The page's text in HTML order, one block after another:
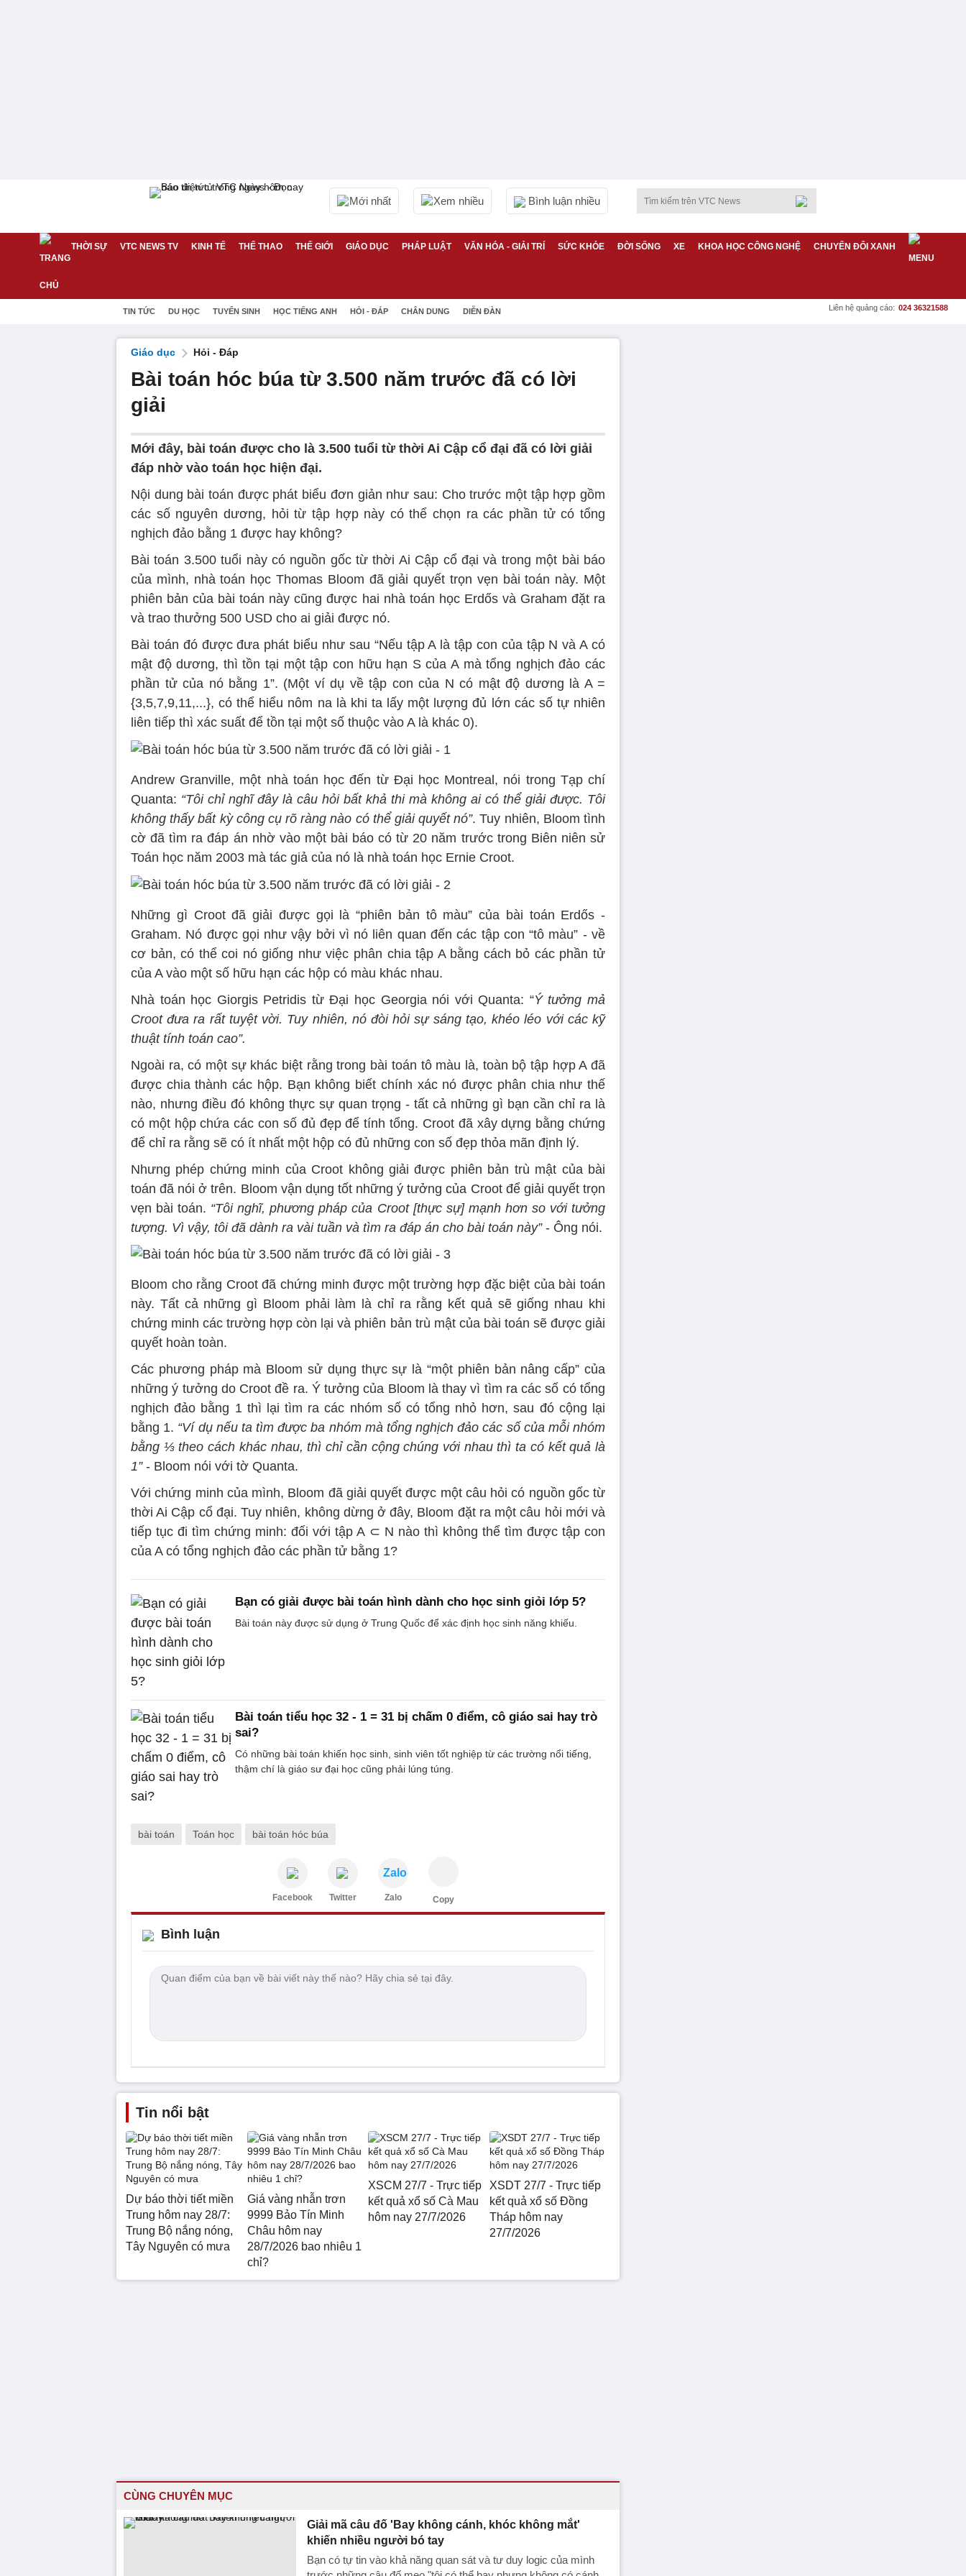
Mới nhất Xem nhiều Bình luận nhiều
THỜI SỰ VTC NEWS TV KINH TẾ THỂ THAO THẾ GIỚI GIÁO DỤC PHÁP LUẬT VĂN HÓA - GIẢI TRÍ SỨC KHỎE ĐỜI SỐNG XE KHOA HỌC CÔNG NGHỆ CHUYỂN ĐỔI XANH
TIN TỨC DU HỌC TUYỂN SINH HỌC TIẾNG ANH HỎI - ĐÁP CHÂN DUNG DIỄN ĐÀN Liên hệ quảng cáo: 024 36321588
Giáo dục Hỏi - Đáp
Bài toán hóc búa từ 3.500 năm trước đã có lời
giải
Mới đây, bài toán được cho là 3.500 tuổi từ thời Ai Cập cổ đại đã có lời giải
đáp nhờ vào toán học hiện đại.
Nội dung bài toán được phát biểu đơn giản như sau: Cho trước một tập hợp gồm
các số nguyên dương, hỏi từ tập hợp này có thể chọn ra các phần tử có tổng
nghịch đảo bằng 1 được hay không?
Bài toán 3.500 tuổi này có nguồn gốc từ thời Ai Cập cổ đại và trong một bài báo
của mình, nhà toán học Thomas Bloom đã giải quyết trọn vẹn bài toán này. Một
phiên bản của bài toán này cũng được hai nhà toán học Erdős và Graham đặt ra
và trao thưởng 500 USD cho ai giải được nó.
Bài toán đó được đưa phát biểu như sau “Nếu tập A là tập con của tập N và A có
mật độ dương, thì tồn tại một tập con hữu hạn S của A mà tổng nghịch đảo các
phần tử của nó bằng 1”. (Một ví dụ về tập con của N có mật độ dương là A =
{3,5,7,9,11,...}, có thể hiểu nôm na là khi ta lấy một lượng đủ lớn các số tự nhiên
liên tiếp thì xác suất để tồn tại một số thuộc vào A là khác 0).
Andrew Granville, một nhà toán học đến từ Đại học Montreal, nói trong Tạp chí
Quanta: “Tôi chỉ nghĩ đây là câu hỏi bất khả thi mà không ai có thể giải được. Tôi
không thấy bất kỳ công cụ rõ ràng nào có thể giải quyết nó”. Tuy nhiên, Bloom tình
cờ đã tìm ra đáp án nhờ vào một bài báo có từ 20 năm trước trong Biên niên sử
Toán học năm 2003 mà tác giả của nó là nhà toán học Ernie Croot.
Những gì Croot đã giải được gọi là “phiên bản tô màu” của bài toán Erdős -
Graham. Nó được gọi như vậy bởi vì nó liên quan đến các tập con “tô màu” - về
cơ bản, có thể coi nó giống như việc phân chia tập A bằng cách bỏ các phần tử
của A vào một số hữu hạn các hộp có màu khác nhau.
Nhà toán học Giorgis Petridis từ Đại học Georgia nói với Quanta: “Ý tưởng mả
Croot đưa ra rất tuyệt vời. Tuy nhiên, nó đòi hỏi sự sáng tạo, khéo léo với các kỹ
thuật tính toán cao”.
Ngoài ra, có một sự khác biệt rằng trong bài toán tô màu là, toàn bộ tập hợp A đã
được chia thành các hộp. Bạn không biết chính xác nó được phân chia như thế
nào, nhưng điều đó không thực sự quan trọng - tất cả những gì bạn cần chỉ ra là
có một hộp chứa các con số đủ đẹp để tính tổng. Croot đã xây dựng bằng chứng
để chỉ ra rằng sẽ có ít nhất một hộp có đủ những con số đẹp thỏa mãn định lý.
Nhưng phép chứng minh của Croot không giải được phiên bản trù mật của bài
toán đã nói ở trên. Bloom vận dụng tốt những ý tưởng của Croot để giải quyết trọn
vẹn bài toán. “Tôi nghĩ, phương pháp của Croot [thực sự] mạnh hơn so với tưởng
tượng. Vì vậy, tôi đã dành ra vài tuần và tìm ra đáp án cho bài toán này”- Ông nói.
Bloom cho rằng Croot đã chứng minh được một trường hợp đặc biệt của bài toán
này. Tất cả những gì Bloom phải làm là chỉ ra rằng kết quả sẽ giống nhau khi
chứng minh các trường hợp còn lại và phiên bản trù mật của bài toán sẽ được giải
quyết hoàn toàn.
Các phương pháp mà Bloom sử dụng thực sự là “một phiên bản nâng cấp” của
những ý tưởng do Croot đề ra. Ý tưởng của Bloom là thay vì tìm ra các số có tổng
nghịch đảo bằng 1 thì lại tìm ra các nhóm số có tổng nhỏ hơn, sau đó cộng lại
bằng 1. “Ví dụ nếu ta tìm được ba nhóm mà tổng nghịch đảo các số của mỗi nhóm
bằng ⅓ theo cách khác nhau, thì chỉ cần cộng chúng với nhau thì ta có kết quả là
1”- Bloom nói với tờ Quanta.
Với chứng minh của mình, Bloom đã giải quyết được một câu hỏi có nguồn gốc từ
thời Ai Cập cổ đại. Tuy nhiên, không dừng ở đây, Bloom đặt ra một câu hỏi mới và
tiếp tục đi tìm chứng minh: đối với tập A ⊂ N nào thì không thể tìm được tập con
của A có tổng nghịch đảo các phần tử bằng 1?
Bạn có giải được bài toán hình dành cho học sinh giỏi lớp 5?
Bài toán này được sử dụng ở Trung Quốc để xác định học sinh năng khiếu.
Bài toán tiểu học 32 - 1 = 31 bị chấm 0 điểm, cô giáo sai hay trò
sai?
Có những bài toán khiến học sinh, sinh viên tốt nghiệp từ các trường nổi tiếng,
thậm chí là giáo sư đại học cũng phải lúng túng.
bài toán Toán học bài toán hóc búa
Facebook Twitter
Zalo
Zalo Copy
Bình luận
Tin nổi bật
Dự báo thời tiết miền
Trung hôm nay 28/7:
Trung Bộ nắng nóng,
Tây Nguyên có mưa
Giá vàng nhẫn trơn
9999 Bảo Tín Minh
Châu hôm nay
28/7/2026 bao nhiêu 1
chỉ?
XSCM 27/7 - Trực tiếp
kết quả xổ số Cà Mau
hôm nay 27/7/2026
XSDT 27/7 - Trực tiếp
kết quả xổ số Đồng
Tháp hôm nay
27/7/2026
CÙNG CHUYÊN MỤC
Giải mã câu đố 'Bay không cánh, khóc không mắt'
khiến nhiều người bó tay
Bạn có tự tin vào khả năng quan sát và tư duy logic của mình